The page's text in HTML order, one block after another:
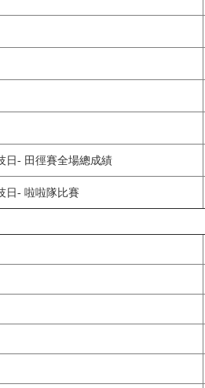
日- 田徑賽全場總成績
日- 啦啦隊比賽